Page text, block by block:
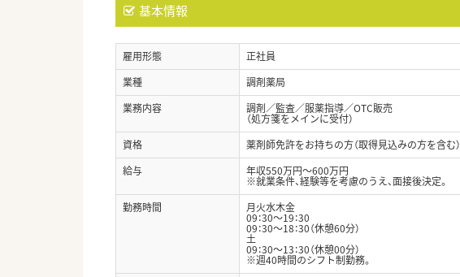
基本情報
雇用形態
正社員
業種
調剤薬局
業務内容
調剤／監査／服薬指導／OTC販売
（処方箋をメインに受付）
資格
薬剤師免許をお持ちの方（取得見込みの方を含む）
給与
年収550万円～600万円
※就業条件、経験等を考慮のうえ、面接後決定。
勤務時間
月火水木金
09：30～19：30
09：30～18：30（休憩60分）
土
09：30～13：30（休憩00分）
※週40時間のシフト制勤務。